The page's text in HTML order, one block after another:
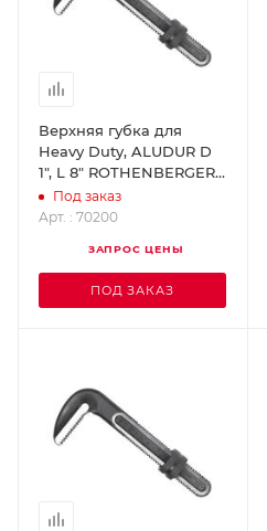
Верхняя губка для
Heavy Duty, ALUDUR D
1", L 8" ROTHENBERGER
70200
Под заказ
Арт. : 70200
ЗАПРОС ЦЕНЫ
ПОД ЗАКАЗ